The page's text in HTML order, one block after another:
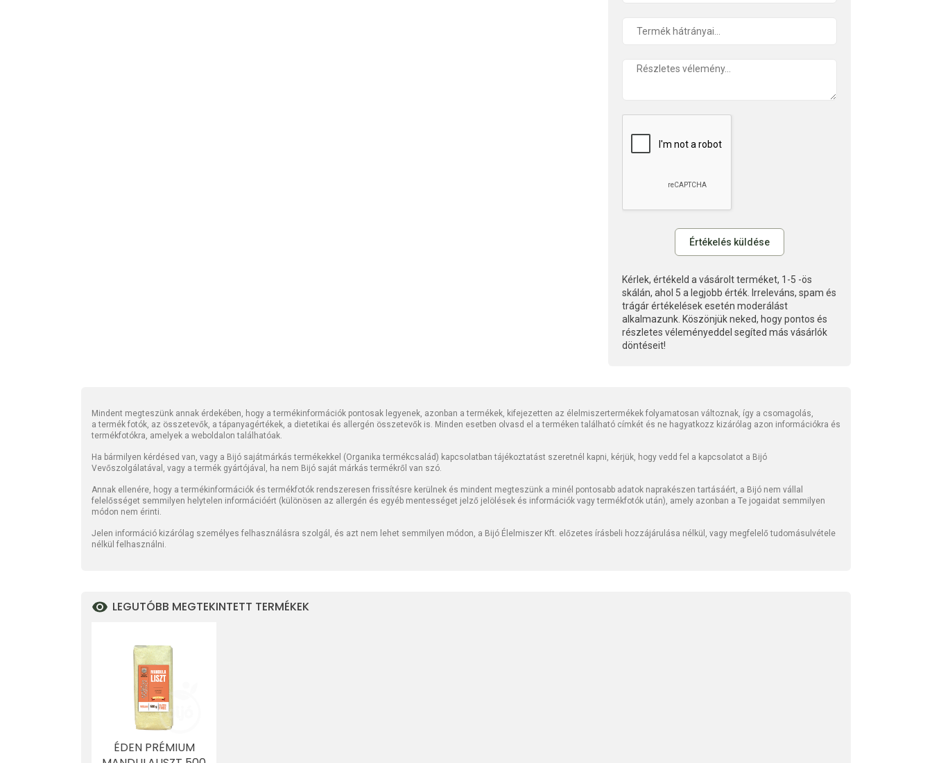
Kérlek, értékeld a vásárolt terméket, 1-5 -ös
skálán, ahol 5 a legjobb érték. Irreleváns, spam és
trágár értékelések esetén moderálást
alkalmazunk. Köszönjük neked, hogy pontos és
részletes véleményeddel segíted más vásárlók
döntéseit!
Mindent megteszünk annak érdekében, hogy a termékinformációk pontosak legyenek, azonban a termékek, kifejezetten az élelmiszertermékek folyamatosan változnak, így a csomagolás,
a termék fotók, az összetevők, a tápanyagértékek, a dietetikai és allergén összetevők is. Minden esetben olvasd el a terméken található címkét és ne hagyatkozz kizárólag azon információkra és
termékfotókra, amelyek a weboldalon találhatóak.
Ha bármilyen kérdésed van, vagy a Bijó sajátmárkás termékekkel (Organika termékcsalád) kapcsolatban tájékoztatást szeretnél kapni, kérjük, hogy vedd fel a kapcsolatot a Bijó
Vevőszolgálatával, vagy a termék gyártójával, ha nem Bijó saját márkás termékről van szó.
Annak ellenére, hogy a termékinformációk és termékfotók rendszeresen frissítésre kerülnek és mindent megteszünk a minél pontosabb adatok naprakészen tartásáért, a Bijó nem vállal
felelősséget semmilyen helytelen információért (különösen az allergén és egyéb mentességet jelző jelölések és információk vagy termékfotók után), amely azonban a Te jogaidat semmilyen
módon nem érinti.
Jelen információ kizárólag személyes felhasználásra szolgál, és azt nem lehet semmilyen módon, a Bijó Élelmiszer Kft. előzetes írásbeli hozzájárulása nélkül, vagy megfelelő tudomásulvétele
nélkül felhasználni.
LEGUTÓBB MEGTEKINTETT TERMÉKEK
ÉDEN PRÉMIUM